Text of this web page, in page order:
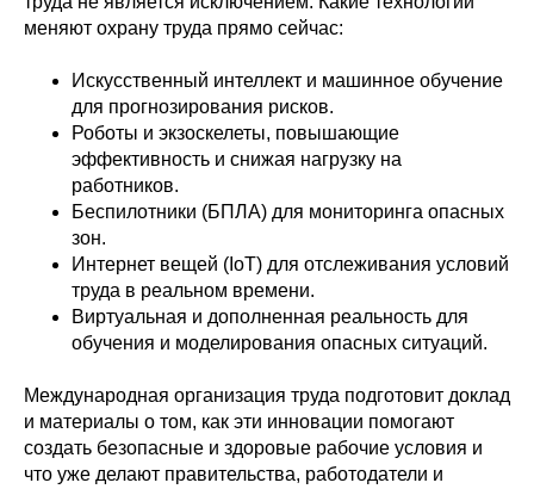
меняют охрану труда прямо сейчас:
Искусственный интеллект и машинное обучение
для прогнозирования рисков.
Роботы и экзоскелеты, повышающие
эффективность и снижая нагрузку на
работников.
Беспилотники (БПЛА) для мониторинга опасных
зон.
Интернет вещей (IoT) для отслеживания условий
труда в реальном времени.
Виртуальная и дополненная реальность для
обучения и моделирования опасных ситуаций.
Международная организация труда подготовит доклад
и материалы о том, как эти инновации помогают
создать безопасные и здоровые рабочие условия и
что уже делают правительства, работодатели и